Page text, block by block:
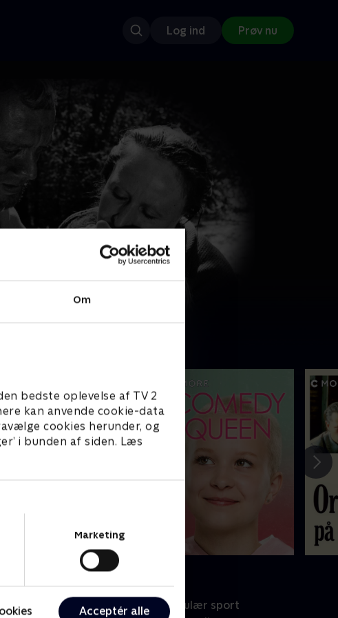
Om
bedste oplevelse af TV 2
kan anvende cookie-data
cookies herunder, og
i bunden af siden. Læs
Marketing
Acceptér alle
Log ind Prøv nu
Sport Populær sport